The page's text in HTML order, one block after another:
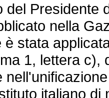
Presidente
nella
è stata
1, lettera c),
italiano